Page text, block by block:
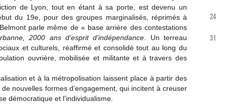
de Lyon, tout en étant à sa porte, est devenu un
du 19e, pour des groupes marginalisés, réprimés à
parle même de « base arrière des contestations
2000 ans d’espritd’indépendance . Un terreau
et culturels, réaffirmé et consolidé tout au long du
ouvrière, mobilisée et militante et à travers des
et à la métropolisation laissent place à partir des
nouvelles formes d’engagement, qui incitent à creuser
démocratique et l’individualisme.
24
31